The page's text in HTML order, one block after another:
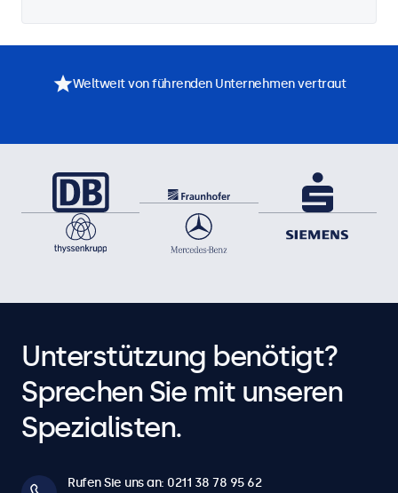
Weltweit von führenden Unternehmen vertraut
Unterstützung benötigt?
Sprechen Sie mit unseren
Spezialisten.
Rufen Sie uns an: 0211 38 78 95 62